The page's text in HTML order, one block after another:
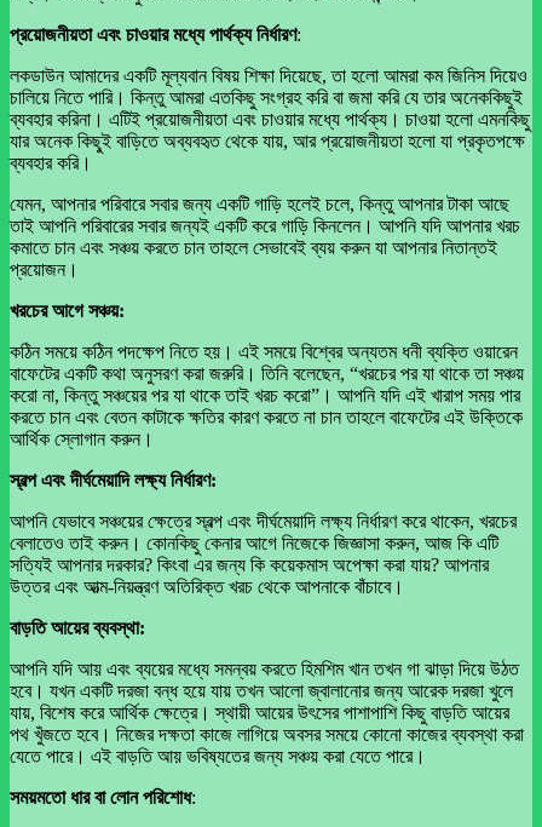
প্রয়োজনীয়তা এবং চাওয়ার মধ্যে পার্থক্য নির্ধারণ:
লকডাউন আমাদের একটি মূল্যবান বিষয় শিক্ষা দিয়েছে, তা হলো আমরা কম জিনিস দিয়েও
চালিয়ে নিতে পারি। কিন্তু আমরা এতকিছু সংগ্রহ করি বা জমা করি যে তার অনেককিছুই
ব্যবহার করিনা। এটিই প্রয়োজনীয়তা এবং চাওয়ার মধ্যে পার্থক্য। চাওয়া হলো এমনকিছু
যার অনেক কিছু্ই বাড়িতে অব্যবহৃত থেকে যায়, আর প্রয়োজনীয়তা হলো যা প্রকৃতপক্ষে
ব্যবহার করি।
যেমন, আপনার পরিবারে সবার জন্য একটি গাড়ি হলেই চলে, কিন্তু আপনার টাকা আছে
তাই আপনি পরিবারের সবার জন্যই একটি করে গাড়ি কিনলেন। আপনি যদি আপনার খরচ
কমাতে চান এবং সঞ্চয় করতে চান তাহলে সেভাবেই ব্যয় করুন যা আপনার নিতান্তই
প্রয়োজন।
খরচের আগে সঞ্চয়:
কঠিন সময়ে কঠিন পদক্ষেপ নিতে হয়। এই সময়ে বিশ্বের অন্যতম ধনী ব্যক্তি ওয়ারেন
বাফেটের একটি কথা অনুসরণ করা জরুরি। তিনি বলেছেন, “খরচের পর যা থাকে তা সঞ্চয়
করো না, কিন্তু সঞ্চয়ের পর যা থাকে তাই খরচ করো”। আপনি যদি এই খারাপ সময় পার
করতে চান এবং বেতন কাটাকে ক্ষতির কারণ করতে না চান তাহলে বাফেটের এই উক্তিকে
আর্থিক স্লোগান করুন।
স্বল্প এবং দীর্ঘমেয়াদি লক্ষ্য নির্ধারণ:
আপনি যেভাবে সঞ্চয়ের ক্ষেত্রে স্বল্প এবং দীর্ঘমেয়াদি লক্ষ্য নির্ধারণ করে থাকেন, খরচের
বেলাতেও তাই করুন। কোনকিছু কেনার আগে নিজেকে জিজ্ঞাসা করুন, আজ কি এটি
সত্যিই আপনার দরকার? কিংবা এর জন্য কি কয়েকমাস অপেক্ষা করা যায়? আপনার
উত্তর এবং আত্ম-নিয়ন্ত্রণ অতিরিক্ত খরচ থেকে আপনাকে বাঁচাবে।
বাড়তি আয়ের ব্যবস্থা:
আপনি যদি আয় এবং ব্যয়ের মধ্যে সমন্বয় করতে হিমশিম খান তখন গা ঝাড়া দিয়ে উঠত
হবে। যখন একটি দরজা বন্ধ হয়ে যায় তখন আলো জ্বালানোর জন্য আরেক দরজা খুলে
যায়, বিশেষ করে আর্থিক ক্ষেত্রে। স্থায়ী আয়ের উৎসের পাশাপাশি কিছু বাড়তি আয়ের
পথ খুঁজতে হবে। নিজের দক্ষতা কাজে লাগিয়ে অবসর সময়ে কোনো কাজের ব্যবস্থা করা
যেতে পারে। এই বাড়তি আয় ভবিষ্যতের জন্য সঞ্চয় করা যেতে পারে।
সময়মতো ধার বা লোন পরিশোধ: